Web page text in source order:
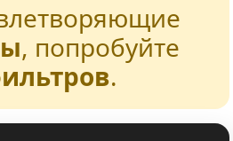
, попробуйте
.